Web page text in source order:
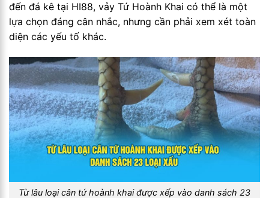
đến đá kê tại HI88, vảy Tứ Hoành Khai có thể là một
lựa chọn đáng cân nhắc, nhưng cần phải xem xét toàn
diện các yếu tố khác.
Từ lâu loại cân tứ hoành khai được xếp vào danh sách 23